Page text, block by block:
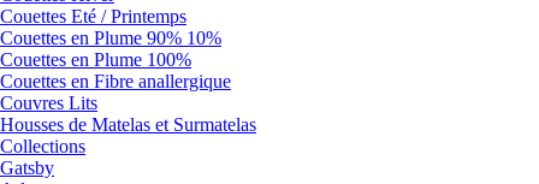
Couettes Eté / Printemps
Couettes en Plume 90% 10%
Couettes en Plume 100%
Couettes en Fibre anallergique
Couvres Lits
Housses de Matelas et Surmatelas
Collections
Gatsby